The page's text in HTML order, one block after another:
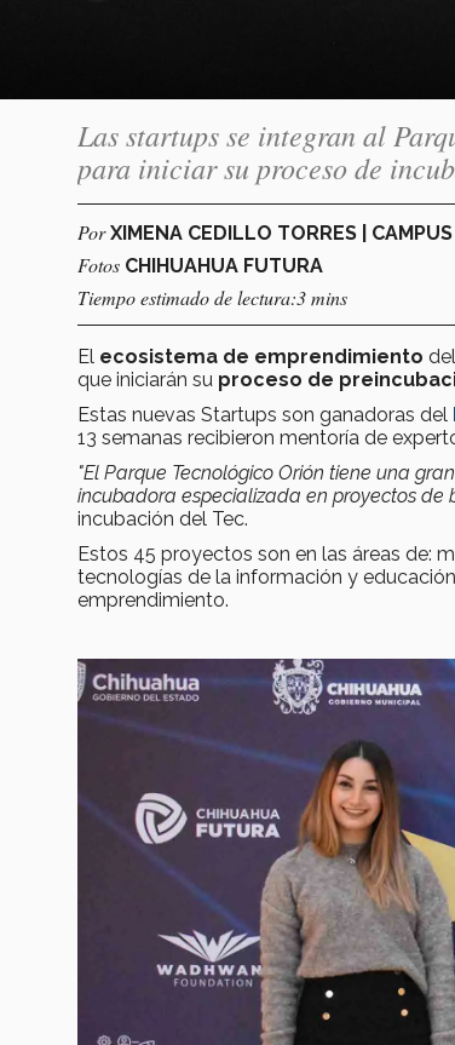
Las startups se integran al
para iniciar su proceso de
PorXIMENA CEDILLO TORRES |
Fotos CHIHUAHUA FUTURA
Tiempo estimado de lectura:3 mins
El ecosistema de emprendimiento
que iniciarán su proceso de
Estas nuevas Startups son ganadoras del
13 semanas recibieron mentoría de
"El Parque Tecnológico Orión tiene una
incubadora especializada en proyectos de
incubación del Tec.
Estos 45 proyectos son en las áreas de:
tecnologías de la información y
emprendimiento.